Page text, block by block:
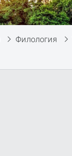
Филология